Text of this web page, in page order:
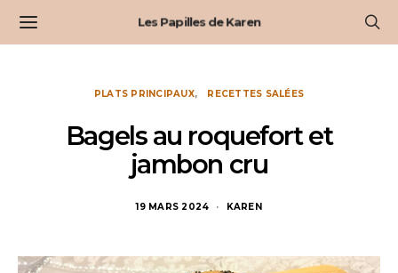
Les Papilles de Karen
PLATS PRINCIPAUX RECETTES SALÉES
Bagels au roquefort et
jambon cru
19 MARS 2024 KAREN